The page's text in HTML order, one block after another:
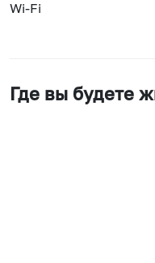
Wi-Fi
Где вы будете